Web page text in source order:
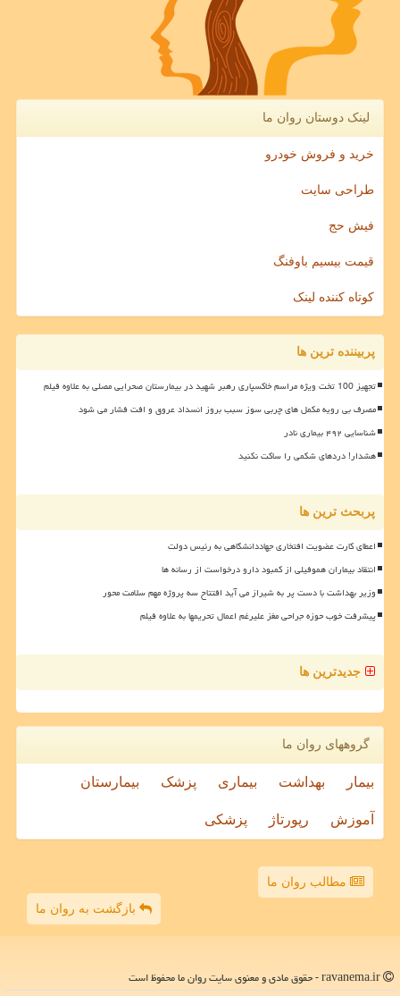
لینک دوستان روان ما
خرید و فروش خودرو
طراحی سایت
فیش حج
قیمت بیسیم باوفنگ
کوتاه کننده لینک
پربیننده ترین ها
تجهیز 100 تخت ویژه مراسم خاکسپاری رهبر شهید در بیمارستان صحرایی مصلی به علاوه فیلم
مصرف بی رویه مکمل های چربی سوز سبب بروز انسداد عروق و افت فشار می شود
شناسایی ۴۹۲ بیماری نادر
هشدار! دردهای شکمی را ساکت نکنید
پربحث ترین ها
اعطای کارت عضویت افتخاری جهاددانشگاهی به رئیس دولت
انتقاد بیماران هموفیلی از کمبود دارو درخواست از رسانه ها
وزیر بهداشت با دست پر به شیراز می آید افتتاح سه پروژه مهم سلامت محور
پیشرفت خوب حوزه جراحی مغز علیرغم اعمال تحریمها به علاوه فیلم
جدیدترین ها
گروههای روان ما
بیمار بهداشت بیماری پزشک بیمارستان
آموزش رپورتاژ پزشکی
مطالب روان ما
بازگشت به روان ما